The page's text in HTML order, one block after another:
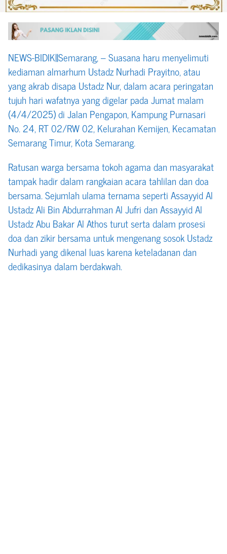
NEWS-BIDIK||Semarang, – Suasana haru menyelimuti
kediaman almarhum Ustadz Nurhadi Prayitno, atau
yang akrab disapa Ustadz Nur, dalam acara peringatan
tujuh hari wafatnya yang digelar pada Jumat malam
(4/4/2025) di Jalan Pengapon, Kampung Purnasari
No. 24, RT 02/RW 02, Kelurahan Kemijen, Kecamatan
Semarang Timur, Kota Semarang.
Ratusan warga bersama tokoh agama dan masyarakat
tampak hadir dalam rangkaian acara tahlilan dan doa
bersama. Sejumlah ulama ternama seperti Assayyid Al
Ustadz Ali Bin Abdurrahman Al Jufri dan Assayyid Al
Ustadz Abu Bakar Al Athos turut serta dalam prosesi
doa dan zikir bersama untuk mengenang sosok Ustadz
Nurhadi yang dikenal luas karena keteladanan dan
dedikasinya dalam berdakwah.